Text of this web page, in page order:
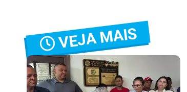
VEJA MAIS